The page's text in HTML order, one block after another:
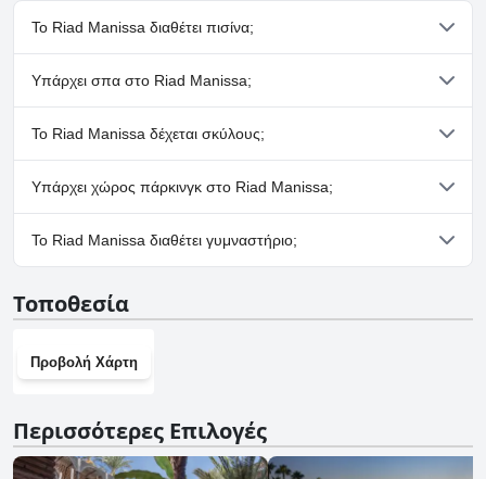
Το Riad Manissa διαθέτει πισίνα;
Ναι, το Riad Manissa διαθέτει πισίνα/πισίνες που ανήκουν σε
μία ή περισσότερες από τις ακόλουθες κατηγορίες: Εσωτερική
Πισίνα.
Υπάρχει σπα στο Riad Manissa;
Όχι, το Riad Manissa δεν διαθέτει σπα.
Το Riad Manissa δέχεται σκύλους;
Όχι, το Riad Manissa δεν δέχεται σκύλους.
Υπάρχει χώρος πάρκινγκ στο Riad Manissa;
Όχι, δεν υπάρχουν εγκαταστάσεις πάρκινγκ στο Riad Manissa.
Το Riad Manissa διαθέτει γυμναστήριο;
Τοποθεσία
Προβολή Χάρτη
Περισσότερες Επιλογές